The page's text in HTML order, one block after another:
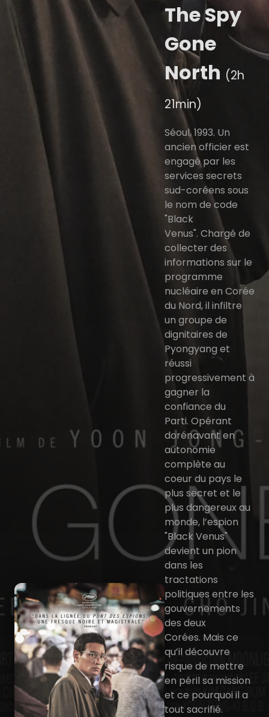
The Spy
Gone
North (2h
21min)
Séoul, 1993. Un
ancien officier est
engagé par les
services secrets
sud-coréens sous
le nom de code
"Black
Venus". Chargé de
collecter des
informations sur le
programme
nucléaire en Corée
du Nord, il infiltre
un groupe de
dignitaires de
Pyongyang et
réussi
progressivement à
gagner la
confiance du
Parti. Opérant
dorénavant en
autonomie
complète au
coeur du pays le
plus secret et le
plus dangereux au
monde, l’espion
"Black Venus"
devient un pion
dans les
tractations
politiques entre les
gouvernements
des deux
Corées. Mais ce
qu’il découvre
risque de mettre
en péril sa mission
et ce pourquoi il a
tout sacrifié.